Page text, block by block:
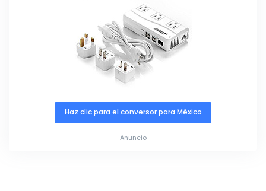
Haz clic para el conversor para México
Anuncio